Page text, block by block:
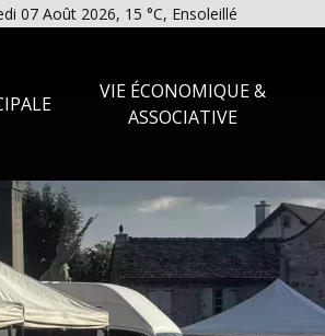
07 Août 2026, 15 °C, Ensoleillé
VIE ÉCONOMIQUE &
ASSOCIATIVE